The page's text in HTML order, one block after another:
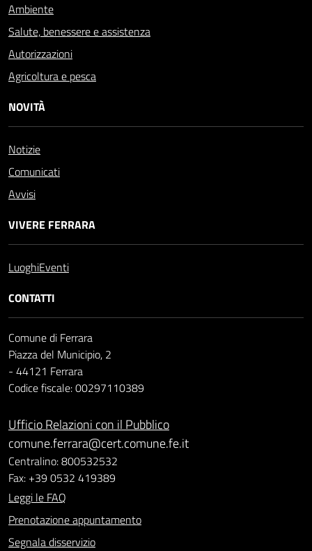
Ambiente
Salute, benessere e assistenza
Autorizzazioni
Agricoltura e pesca
NOVITÀ
Notizie
Comunicati
Avvisi
VIVERE FERRARA
LuoghiEventi
CONTATTI
Comune di Ferrara
Piazza del Municipio, 2
- 44121 Ferrara
Codice fiscale: 00297110389
Ufficio Relazioni con il Pubblico
comune.ferrara@cert.comune.fe.it
Centralino: 800532532
Fax: +39 0532 419389
Leggi le FAQ
Prenotazione appuntamento
Segnala disservizio